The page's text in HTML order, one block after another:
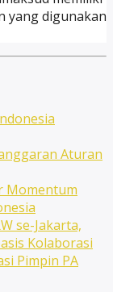
yang digunakan
Aturan
Momentum
se-Jakarta,
Kolaborasi
Pimpin PA